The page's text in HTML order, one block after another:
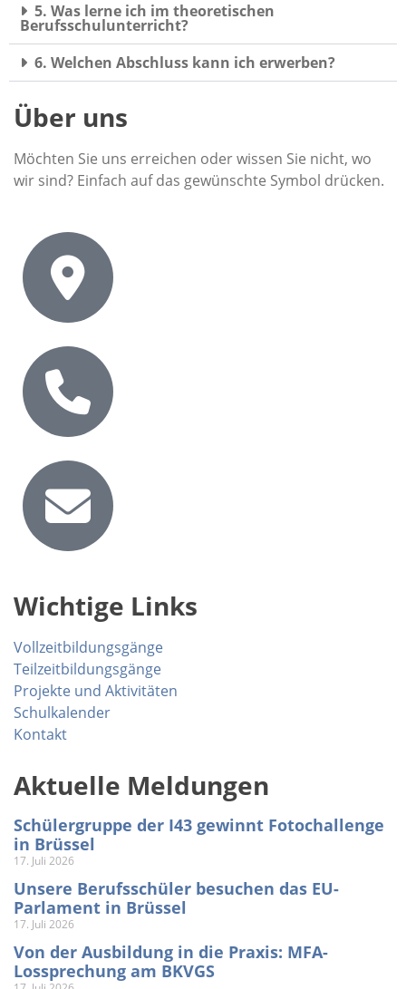
5. Was lerne ich im theoretischen
Berufsschulunterricht?
6. Welchen Abschluss kann ich erwerben?
Über uns
Möchten Sie uns erreichen oder wissen Sie nicht, wo
wir sind? Einfach auf das gewünschte Symbol drücken.
Wichtige Links
Vollzeitbildungsgänge
Teilzeitbildungsgänge
Projekte und Aktivitäten
Schulkalender
Kontakt
Aktuelle Meldungen
Schülergruppe der I43 gewinnt Fotochallenge
in Brüssel
17. Juli 2026
Unsere Berufsschüler besuchen das EU-
Parlament in Brüssel
17. Juli 2026
Von der Ausbildung in die Praxis: MFA-
Lossprechung am BKVGS